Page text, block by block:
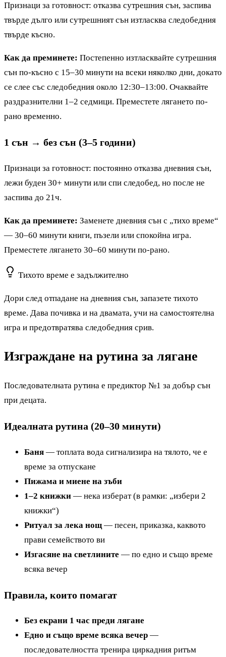
Признаци за готовност: отказва сутрешния сън, заспива
твърде дълго или сутрешният сън изтласква следобедния
твърде късно.
Как да преминете: Постепенно изтласквайте сутрешния
сън по-късно с 15–30 минути на всеки няколко дни, докато
се слее със следобедния около 12:30–13:00. Очаквайте
раздразнителни 1–2 седмици. Преместете лягането по-
рано временно.
1 сън → без сън (3–5 години)
Признаци за готовност: постоянно отказва дневния сън,
лежи буден 30+ минути или спи следобед, но после не
заспива до 21ч.
Как да преминете: Заменете дневния сън с „тихо време“
— 30–60 минути книги, пъзели или спокойна игра.
Преместете лягането 30–60 минути по-рано.
Тихото време е задължително
Дори след отпадане на дневния сън, запазете тихото
време. Дава почивка и на двамата, учи на самостоятелна
игра и предотвратява следобедния срив.
Изграждане на рутина за лягане
Последователната рутина е предиктор №1 за добър сън
при децата.
Идеалната рутина (20–30 минути)
Баня — топлата вода сигнализира на тялото, че е
време за отпускане
Пижама и миене на зъби
1–2 книжки — нека изберат (в рамки: „избери 2
книжки“)
Ритуал за лека нощ — песен, приказка, каквото
прави семейството ви
Изгасяне на светлините — по едно и също време
всяка вечер
Правила, които помагат
Без екрани 1 час преди лягане
Едно и също време всяка вечер —
последователността тренира циркадния ритъм